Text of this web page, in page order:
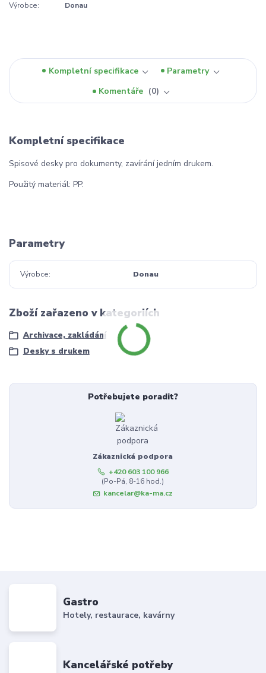
Výrobce: Donau
Kompletní specifikace
Parametry
Komentáře
0
Kompletní specifikace
Spisové desky pro dokumenty, zavírání jedním drukem.
Použitý materiál: PP.
Parametry
Výrobce Donau
Zboží zařazeno v kategoriích
Archivace, zakládání
Desky s drukem
Potřebujete poradit?
Zákaznická podpora
+420 603 100 966
(Po-Pá, 8-16 hod.)
kancelar@ka-ma.cz
Gastro
Hotely, restaurace, kavárny
Kancelářské potřeby